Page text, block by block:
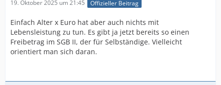
19. Oktober 2025 um 21:45 Offizieller Beitrag
Einfach Alter x Euro hat aber auch nichts mit
Lebensleistung zu tun. Es gibt ja jetzt bereits so einen
Freibetrag im SGB II, der für Selbständige. Vielleicht
orientiert man sich daran.